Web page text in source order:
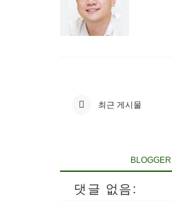
최근 게시물
BLOGGER
댓글 없음: